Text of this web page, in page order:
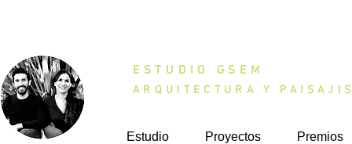
ESTUDIO GSEM
ARQUITECTURA Y
Estudio Proyectos Premios